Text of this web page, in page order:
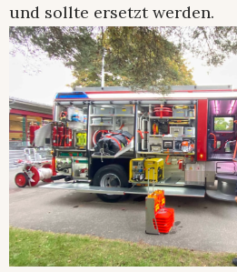
und sollte ersetzt werden.